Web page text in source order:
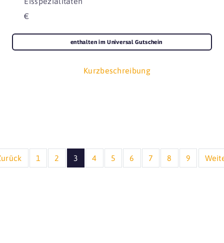
€
Kurzbeschreibung
enthalten im Universal Gutschein
1 2 3 4 5 6 7 8 9